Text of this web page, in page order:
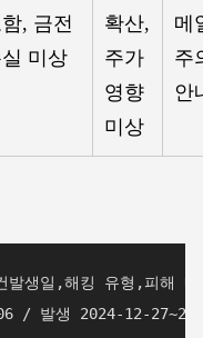
, 금전
미상
확산,
주가
영향
미상
메
주
안
발생일,해킹 유형,피해
/ 발생 2024-12-